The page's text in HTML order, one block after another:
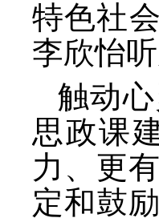
特色社
李欣怡
触动
思政课
力、更
定和鼓